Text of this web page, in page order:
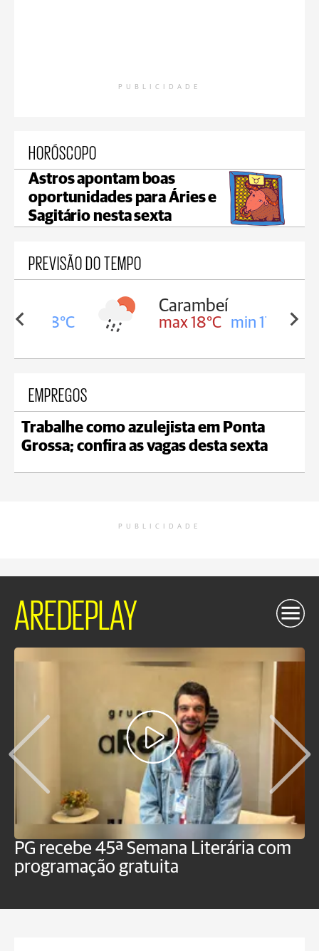
PUBLICIDADE
HORÓSCOPO
Astros apontam boas
oportunidades para Áries e
Sagitário nesta sexta
PREVISÃO DO TEMPO
18°C
Carambeí
max 18°C min 17°C
EMPREGOS
Trabalhe como azulejista em Ponta
Grossa; confira as vagas desta sexta
PUBLICIDADE
AREDEPLAY
PG recebe 45ª Semana Literária com
programação gratuita